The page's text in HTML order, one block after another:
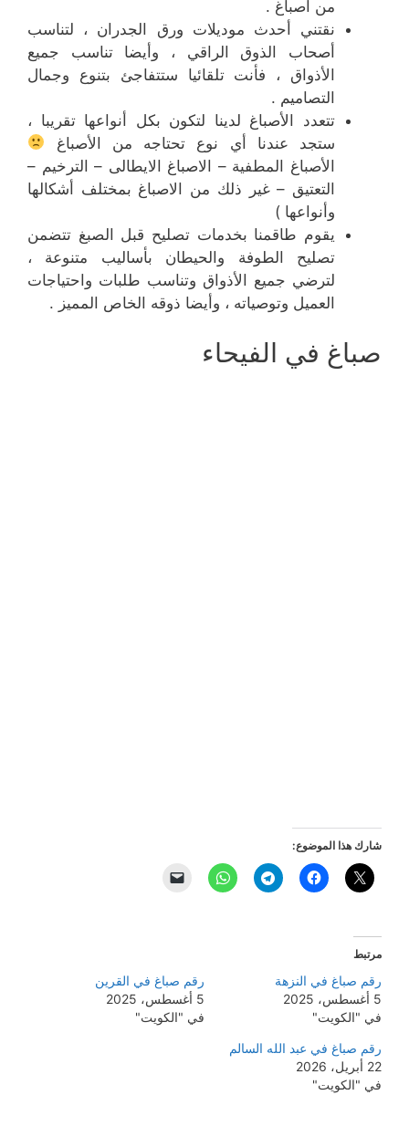
من أصباغ .
نقتني أحدث موديلات ورق الجدران ، لتناسب
أصحاب الذوق الراقي ، وأيضا تناسب جميع
الأذواق ، فأنت تلقائيا ستتفاجئ بتنوع وجمال
التصاميم .
تتعدد الأصباغ لدينا لتكون بكل أنواعها تقريبا ،
ستجد عندنا أي نوع تحتاجه من الأصباغ
الأصباغ المطفية – الاصباغ الايطالى – الترخيم –
التعتيق – غير ذلك من الاصباغ بمختلف أشكالها
وأنواعها )
يقوم طاقمنا بخدمات تصليح قبل الصبغ تتضمن
تصليح الطوفة والحيطان بأساليب متنوعة ،
لترضي جميع الأذواق وتناسب طلبات واحتياجات
العميل وتوصياته ، وأيضا ذوقه الخاص المميز .
صباغ في الفيحاء
شارك هذا الموضوع:
مرتبط
رقم صباغ في النزهة
5 أغسطس، 2025
في "الكويت"
رقم صباغ في القرين
5 أغسطس، 2025
في "الكويت"
رقم صباغ في عبد الله السالم
22 أبريل، 2026
في "الكويت"